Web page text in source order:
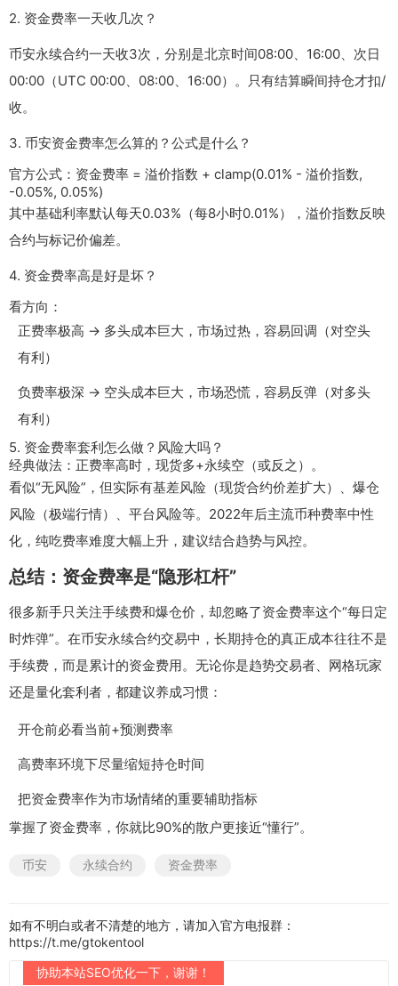
2. 资金费率一天收几次？
币安永续合约一天收3次，分别是北京时间08:00、16:00、次日
00:00（UTC 00:00、08:00、16:00）。只有结算瞬间持仓才扣/
收。
3. 币安资金费率怎么算的？公式是什么？
官方公式：资金费率 = 溢价指数 + clamp(0.01% - 溢价指数,
-0.05%, 0.05%)
其中基础利率默认每天0.03%（每8小时0.01%），溢价指数反映
合约与标记价偏差。
4. 资金费率高是好是坏？
看方向：
正费率极高 → 多头成本巨大，市场过热，容易回调（对空头
有利）
负费率极深 → 空头成本巨大，市场恐慌，容易反弹（对多头
有利）
5. 资金费率套利怎么做？风险大吗？
经典做法：正费率高时，现货多+永续空（或反之）。
看似“无风险”，但实际有基差风险（现货合约价差扩大）、爆仓
风险（极端行情）、平台风险等。2022年后主流币种费率中性
化，纯吃费率难度大幅上升，建议结合趋势与风控。
总结：资金费率是“隐形杠杆”
很多新手只关注手续费和爆仓价，却忽略了资金费率这个“每日定
时炸弹”。在币安永续合约交易中，长期持仓的真正成本往往不是
手续费，而是累计的资金费用。无论你是趋势交易者、网格玩家
还是量化套利者，都建议养成习惯：
开仓前必看当前+预测费率
高费率环境下尽量缩短持仓时间
把资金费率作为市场情绪的重要辅助指标
掌握了资金费率，你就比90%的散户更接近“懂行”。
币安 永续合约 资金费率
如有不明白或者不清楚的地方，请加入官方电报群：
https://t.me/gtokentool
协助本站SEO优化一下，谢谢！